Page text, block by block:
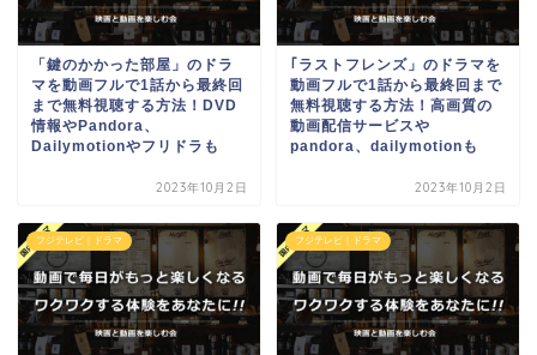
「鍵のかかった部屋」のドラ
マを動画フルで1話から最終回
まで無料視聴する方法！DVD
情報やPandora、
Dailymotionやフリドラも
2023年10月2日
｢ラストフレンズ」のドラマを
動画フルで1話から最終回まで
無料視聴する方法！高画質の
動画配信サービスや
pandora、dailymotionも
2023年10月2日
フジテレビ｜ドラマ フジテレビ｜ドラマ